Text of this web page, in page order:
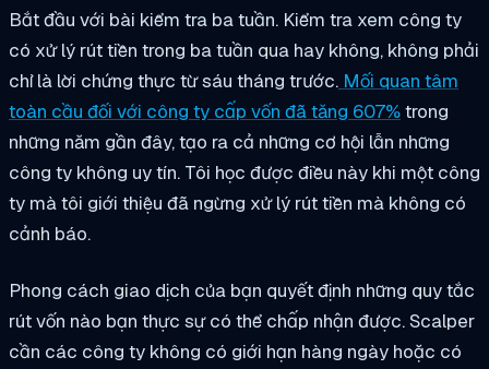
Bắt đầu với bài kiểm tra ba tuần. Kiểm tra xem công ty
có xử lý rút tiền trong ba tuần qua hay không, không phải
chỉ là lời chứng thực từ sáu tháng trước. Mối quan tâm
toàn cầu đối với công ty cấp vốn đã tăng 607%trong
những năm gần đây, tạo ra cả những cơ hội lẫn những
công ty không uy tín. Tôi học được điều này khi một công
ty mà tôi giới thiệu đã ngừng xử lý rút tiền mà không có
cảnh báo.
Phong cách giao dịch của bạn quyết định những quy tắc
rút vốn nào bạn thực sự có thể chấp nhận được. Scalper
cần các công ty không có giới hạn hàng ngày hoặc có